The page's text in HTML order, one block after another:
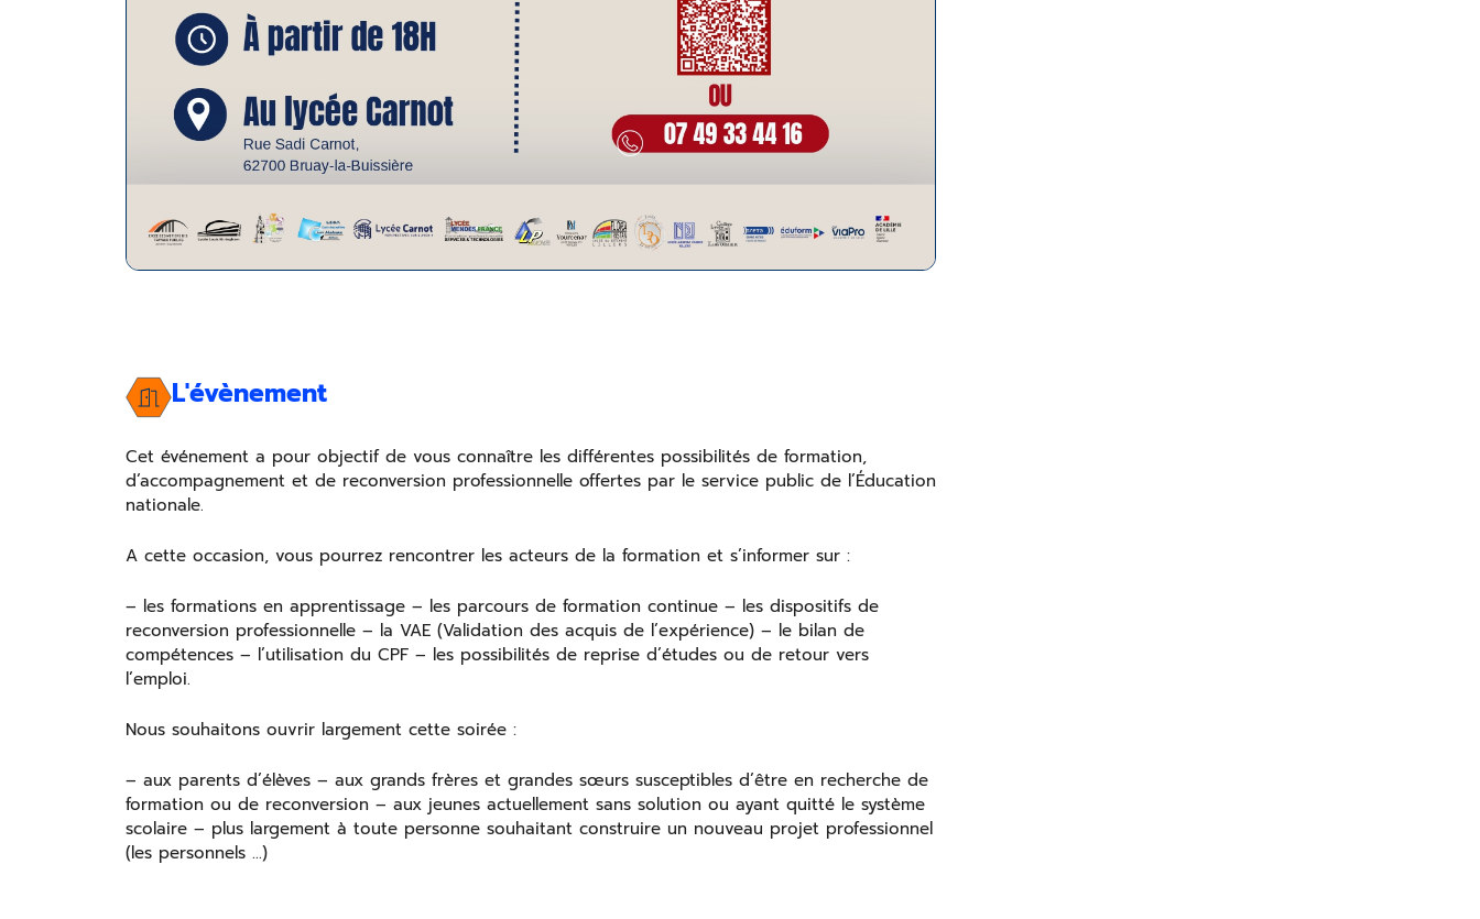
L'évènement
Cet événement a pour objectif de vous connaître les différentes possibilités de formation,
d’accompagnement et de reconversion professionnelle offertes par le service public de l’Éducation
nationale.
A cette occasion, vous pourrez rencontrer les acteurs de la formation et s’informer sur :
– les formations en apprentissage – les parcours de formation continue – les dispositifs de
reconversion professionnelle – la VAE (Validation des acquis de l’expérience) – le bilan de
compétences – l’utilisation du CPF – les possibilités de reprise d’études ou de retour vers
l’emploi.
Nous souhaitons ouvrir largement cette soirée :
– aux parents d’élèves – aux grands frères et grandes sœurs susceptibles d’être en recherche de
formation ou de reconversion – aux jeunes actuellement sans solution ou ayant quitté le système
scolaire – plus largement à toute personne souhaitant construire un nouveau projet professionnel
(les personnels …)